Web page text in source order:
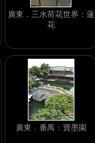
廣東．三水荷花世界：蓮
花
廣東．番禺：寶墨園